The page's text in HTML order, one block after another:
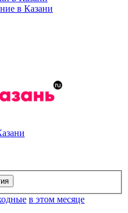
в Казани
в этом месяце